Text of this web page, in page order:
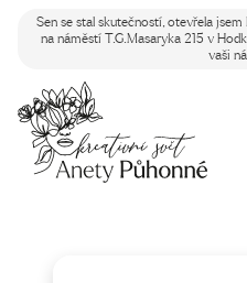
Sen se stal skutečností, otevřela
na náměstí T.G.Masaryka 215 v
vaši